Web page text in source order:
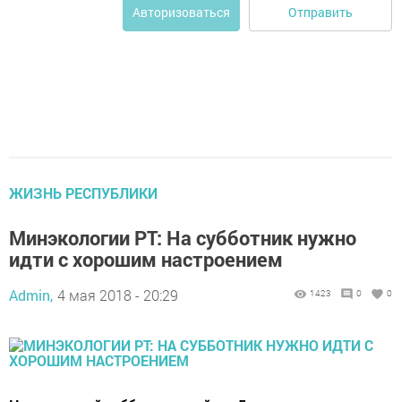
Авторизоваться Отправить
ЖИЗНЬ РЕСПУБЛИКИ
Минэкологии РТ: На субботник нужно
идти с хорошим настроением
Admin, 4 мая 2018 - 20:29 1423 0 0